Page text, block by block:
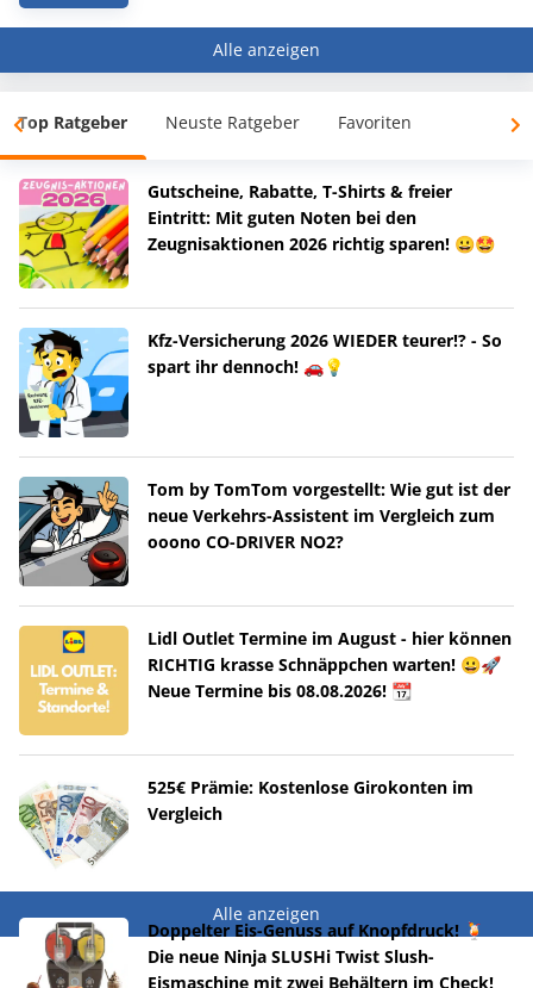
Alle anzeigen
Top Ratgeber Neuste Ratgeber Favoriten
Gutscheine, Rabatte, T-Shirts & freier
Eintritt: Mit guten Noten bei den
Zeugnisaktionen 2026 richtig sparen! 😀🤩
Kfz-Versicherung 2026 WIEDER teurer!? - So
spart ihr dennoch! 🚗💡
Tom by TomTom vorgestellt: Wie gut ist der
neue Verkehrs-Assistent im Vergleich zum
ooono CO-DRIVER NO2?
Lidl Outlet Termine im August - hier können
RICHTIG krasse Schnäppchen warten! 😀🚀
Neue Termine bis 08.08.2026! 📆
525€ Prämie: Kostenlose Girokonten im
Vergleich
Alle anzeigen
Doppelter Eis-Genuss auf Knopfdruck! 🍹
Die neue Ninja SLUSHi Twist Slush-
Eismaschine mit zwei Behältern im Check!